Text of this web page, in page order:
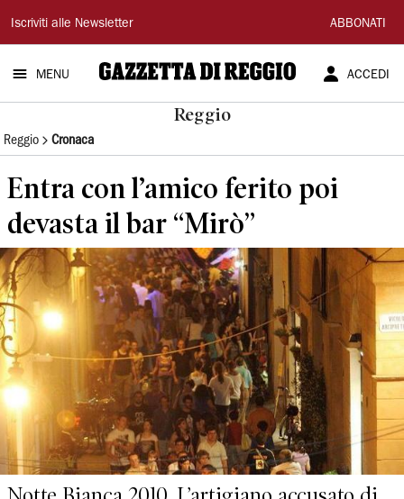
Gazzetta
di
Reggio
Iscriviti alle Newsletter ABBONATI
MENU ACCEDI
Reggio
Reggio Cronaca
Entra con l’amico ferito poi
devasta il bar “Mirò”